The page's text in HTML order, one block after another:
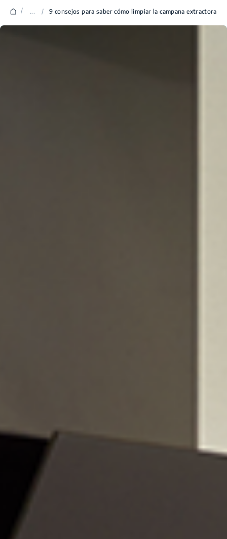
/ ... / 9 consejos para saber cómo limpiar la campana extractora